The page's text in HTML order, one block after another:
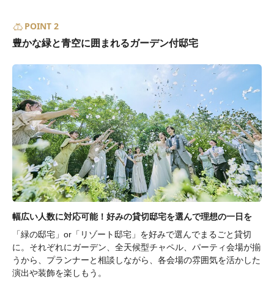
POINT 2
豊かな緑と青空に囲まれるガーデン付邸宅
幅広い人数に対応可能！好みの貸切邸宅を選んで理想の一日を
「緑の邸宅」or「リゾート邸宅」を好みで選んでまるごと貸切
に。それぞれにガーデン、全天候型チャペル、パーティ会場が揃
うから、プランナーと相談しながら、各会場の雰囲気を活かした
演出や装飾を楽しもう。